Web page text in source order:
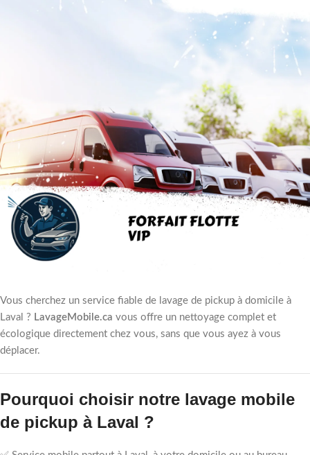
Vous cherchez un service fiable de lavage de pickup à domicile à
Laval ? LavageMobile.ca vous offre un nettoyage complet et
écologique directement chez vous, sans que vous ayez à vous
déplacer.
Pourquoi choisir notre lavage mobile
de pickup à Laval ?